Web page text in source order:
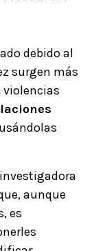
debido al
surgen más
violencias
aunque
es